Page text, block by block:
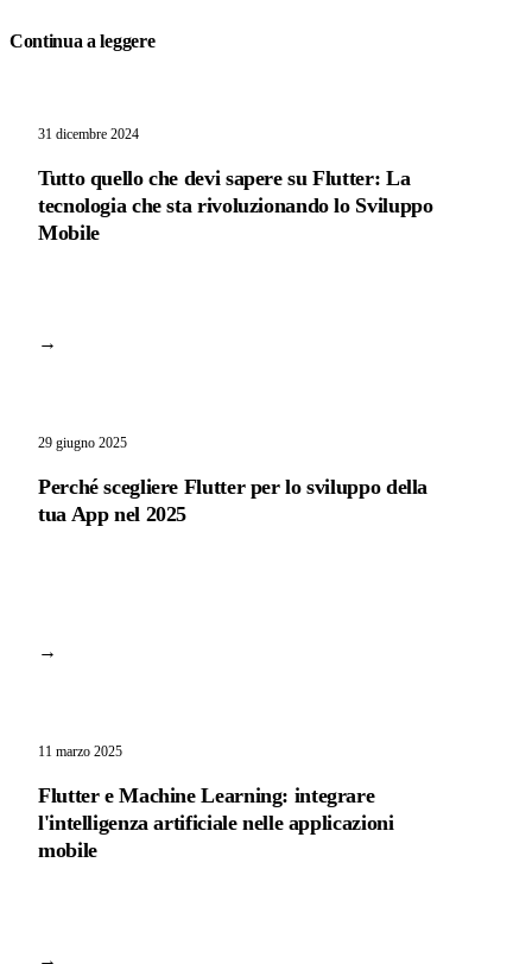
Continua a leggere
31 dicembre 2024
Tutto quello che devi sapere su Flutter: La
tecnologia che sta rivoluzionando lo Sviluppo
Mobile
→
29 giugno 2025
Perché scegliere Flutter per lo sviluppo della
tua App nel 2025
→
11 marzo 2025
Flutter e Machine Learning: integrare
l'intelligenza artificiale nelle applicazioni
mobile
→